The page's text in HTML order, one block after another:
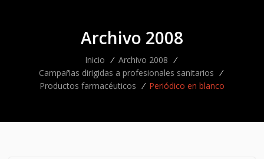
Archivo 2008
Inicio / Archivo 2008 /
Campañas dirigidas a profesionales sanitarios /
Productos farmacéuticos / Periódico en blanco